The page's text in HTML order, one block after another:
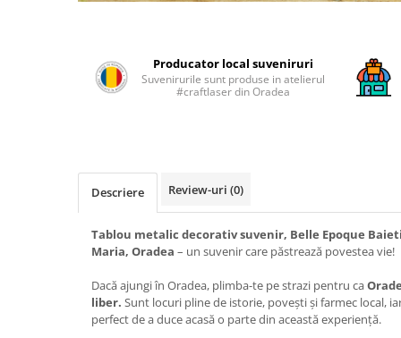
Producator local suveniruri
Suvenirurile sunt produse in atelierul
#craftlaser din Oradea
Descriere Review-uri (0)
Tablou metalic decorativ suvenir, Belle Epoque
Maria, Oradea – un suvenir care păstrează povestea vie!
Dacă ajungi în Oradea, plimba-te pe strazi pentru ca
liber. Sunt locuri pline de istorie, povești și farmec local,
perfect de a duce acasă o parte din această experiență.